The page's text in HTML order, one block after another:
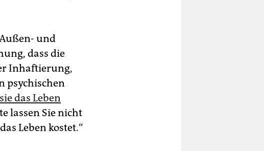
und
dass die
Inhaftierung,
psychischen
das Leben
lassen Sie nicht
Leben kostet.“